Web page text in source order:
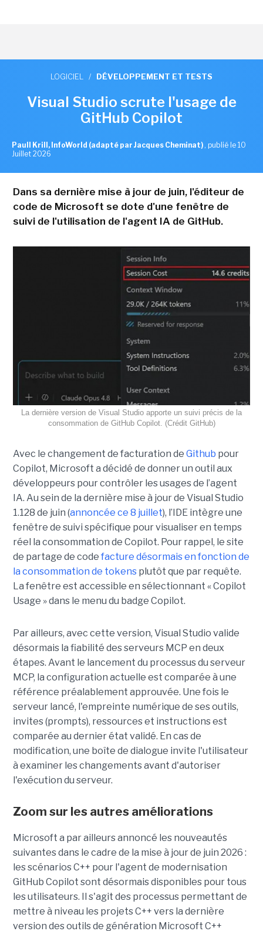
LOGICIEL / DÉVELOPPEMENT ET TESTS
Visual Studio scrute l'usage de
GitHub Copilot
Paull Krill, InfoWorld (adapté par Jacques Cheminat) , publié le 10
Juillet 2026
Dans sa dernière mise à jour de juin, l'éditeur de
code de Microsoft se dote d'une fenêtre de
suivi de l'utilisation de l'agent IA de GitHub.
La dernière version de Visual Studio apporte un suivi précis de la
consommation de GitHub Copilot. (Crédit GitHub)
Avec le changement de facturation de Github pour
Copilot, Microsoft a décidé de donner un outil aux
développeurs pour contrôler les usages de l’agent
IA. Au sein de la dernière mise à jour de Visual Studio
1.128 de juin (annoncée ce 8 juillet), l’IDE intègre une
fenêtre de suivi spécifique pour visualiser en temps
réel la consommation de Copilot. Pour rappel, le site
de partage de code facture désormais en fonction de
la consommation de tokens plutôt que par requête.
La fenêtre est accessible en sélectionnant « Copilot
Usage » dans le menu du badge Copilot.
Par ailleurs, avec cette version, Visual Studio valide
désormais la fiabilité des serveurs MCP en deux
étapes. Avant le lancement du processus du serveur
MCP, la configuration actuelle est comparée à une
référence préalablement approuvée. Une fois le
serveur lancé, l'empreinte numérique de ses outils,
invites (prompts), ressources et instructions est
comparée au dernier état validé. En cas de
modification, une boîte de dialogue invite l'utilisateur
à examiner les changements avant d'autoriser
l'exécution du serveur.
Zoom sur les autres améliorations
Microsoft a par ailleurs annoncé les nouveautés
suivantes dans le cadre de la mise à jour de juin 2026 :
les scénarios C++ pour l'agent de modernisation
GitHub Copilot sont désormais disponibles pour tous
les utilisateurs. Il s'agit des processus permettant de
mettre à niveau les projets C++ vers la dernière
version des outils de génération Microsoft C++